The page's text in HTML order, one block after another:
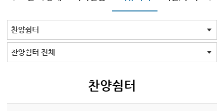
최근등록자료
자유게시판
교회소식
성도컬럼
새가족사진
새가족가이드
포토앨범
찬양쉼터
신앙도서
성경읽기퀴즈
기도부탁
찬양쉼터 전체
찬양쉼터